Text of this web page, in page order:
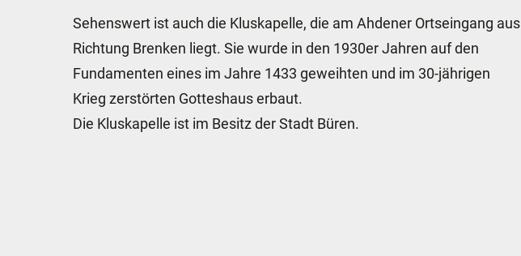
Sehenswert ist auch die Kluskapelle, die am Ahdener Ortseingang aus
Richtung Brenken liegt. Sie wurde in den 1930er Jahren auf den
Fundamenten eines im Jahre 1433 geweihten und im 30-jährigen
Krieg zerstörten Gotteshaus erbaut.
Die Kluskapelle ist im Besitz der Stadt Büren.